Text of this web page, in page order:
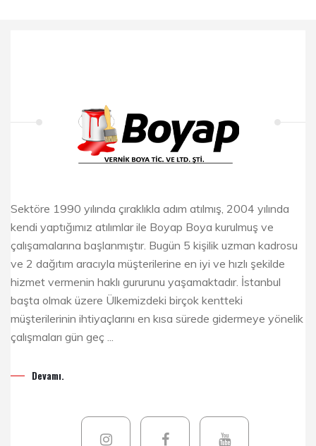
Sektöre 1990 yılında çıraklıkla adım atılmış, 2004 yılında
kendi yaptığımız atılımlar ile Boyap Boya kurulmuş ve
çalışamalarına başlanmıştır. Bugün 5 kişilik uzman kadrosu
ve 2 dağıtım aracıyla müşterilerine en iyi ve hızlı şekilde
hizmet vermenin haklı gururunu yaşamaktadır. İstanbul
başta olmak üzere Ülkemizdeki birçok kentteki
müşterilerinin ihtiyaçlarını en kısa sürede gidermeye yönelik
çalışmaları gün geç ...
Devamı.